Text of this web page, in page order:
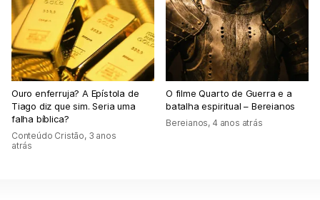
Ouro enferruja? A Epístola de
Tiago diz que sim. Seria uma
falha bíblica?
Conteúdo Cristão, 3 anos
atrás
O filme Quarto de Guerra e a
batalha espiritual – Bereianos
Bereianos, 4 anos atrás